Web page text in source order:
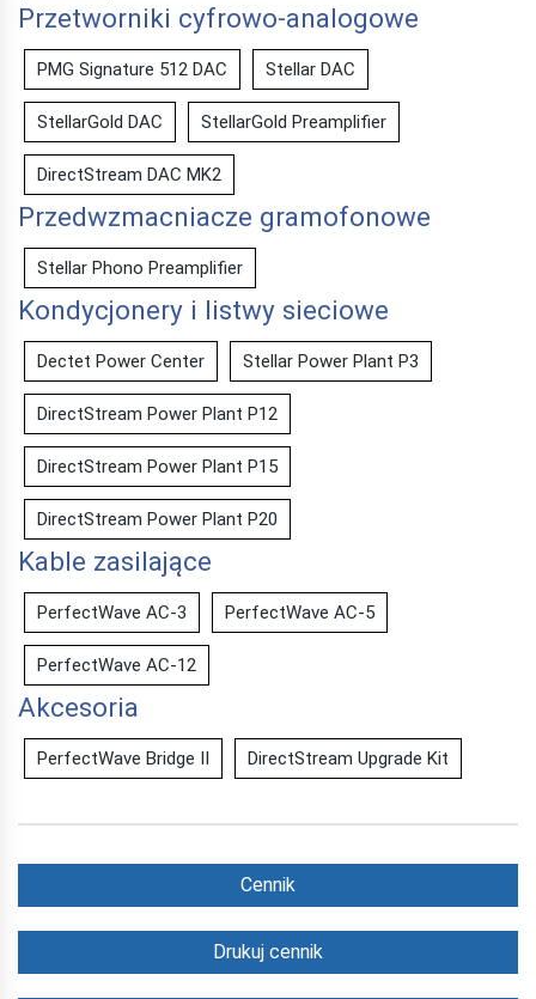
Przetworniki cyfrowo-analogowe
PMG Signature 512 DAC Stellar DAC
StellarGold DAC StellarGold Preamplifier
DirectStream DAC MK2
Przedwzmacniacze gramofonowe
Stellar Phono Preamplifier
Kondycjonery i listwy sieciowe
Dectet Power Center Stellar Power Plant P3
DirectStream Power Plant P12
DirectStream Power Plant P15
DirectStream Power Plant P20
Kable zasilające
PerfectWave AC-3 PerfectWave AC-5
PerfectWave AC-12
Akcesoria
PerfectWave Bridge II DirectStream Upgrade Kit
Cennik
Drukuj cennik